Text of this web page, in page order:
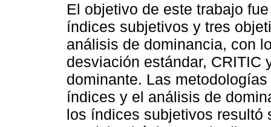
El objetivo de este trabajo
índices subjetivos y tres
análisis de dominancia, con
desviación estándar, CRITIC
dominante. Las
índices y el análisis de
los índices subjetivos resultó